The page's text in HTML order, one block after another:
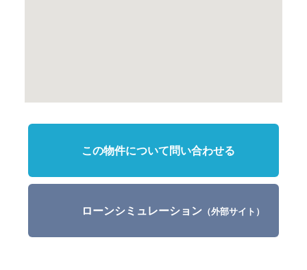
この物件について問い合わせる
ローンシミュレーション （外部サイト）